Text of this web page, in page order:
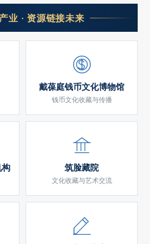
业 · 资源链接未来
戴葆庭钱币文化博物馆
钱币文化收藏与传播
筑脸藏院
文化收藏与艺术交流